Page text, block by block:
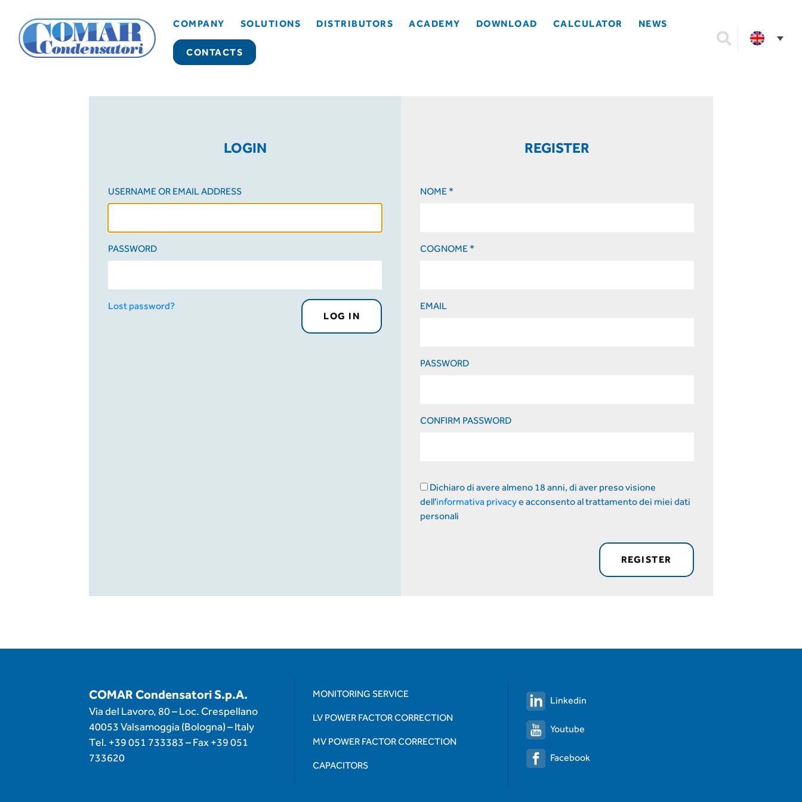
COMPANY SOLUTIONS DISTRIBUTORS ACADEMY DOWNLOAD CALCULATOR NEWS
CONTACTS
LOGIN
USERNAME OR EMAIL ADDRESS
PASSWORD
LOG IN
Lost password?
REGISTER
NOME *
COGNOME *
EMAIL
PASSWORD
CONFIRM PASSWORD
Dichiaro di avere almeno 18 anni, di aver preso visione
dell'informativa privacye acconsento al trattamento dei miei dati
personali
REGISTER
COMAR Condensatori S.p.A.
Via del Lavoro, 80 – Loc. Crespellano
40053 Valsamoggia (Bologna) – Italy
Tel. +39 051 733383– Fax +39 051
733620
MONITORING SERVICE
LV POWER FACTOR CORRECTION
MV POWER FACTOR CORRECTION
CAPACITORS
Linkedin
Youtube
Facebook